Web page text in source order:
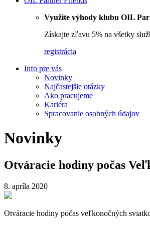
Využite výhody klubu OIL
Získajte zľavu 5% na všetky
registrácia
Info pre vás
Novinky
Najčastejšie otázky
Ako pracujeme
Kariéra
Spracovanie osobných údajov
Novinky
Otváracie hodiny počas
8. apríla 2020
Otváracie hodiny počas veľkonočných